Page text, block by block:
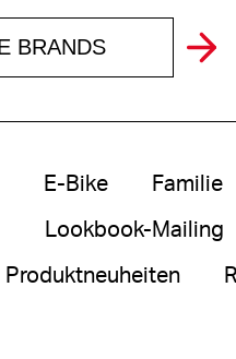
BRANDS
E-Bike Familie
Lookbook-Mailing
Produktneuheiten